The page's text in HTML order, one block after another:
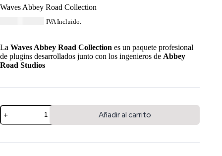
Waves Abbey Road Collection
IVA Incluido.
La Waves Abbey Road Collection es un paquete profesional
de plugins desarrollados junto con los ingenieros de Abbey
Road Studios
Añadir al carrito